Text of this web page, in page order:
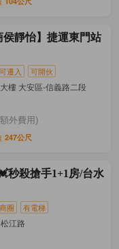
侯靜怡】捷運東門站
遷入 可開伙
樓 大安區-信義路二段
外費用)
247公尺
秒殺搶手1+1房/台水
圈 有電梯
江路